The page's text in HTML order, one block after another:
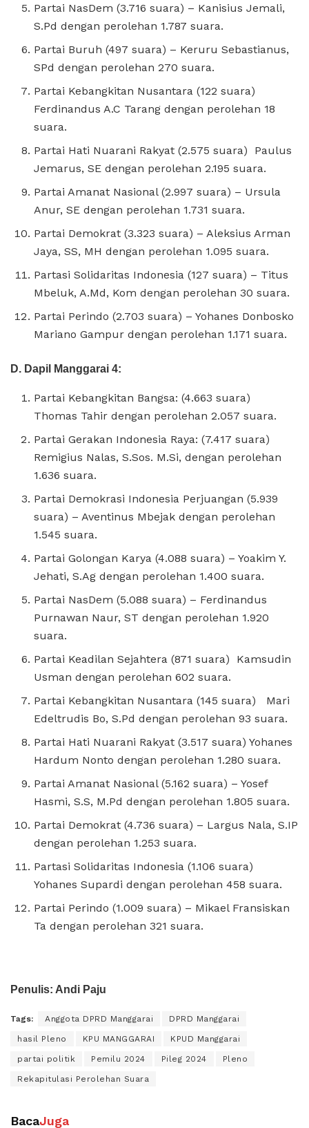
Partai NasDem (3.716 suara) – Kanisius Jemali,
S.Pd dengan perolehan 1.787 suara.
Partai Buruh (497 suara) – Keruru Sebastianus,
SPd dengan perolehan 270 suara.
Partai Kebangkitan Nusantara (122 suara)
Ferdinandus A.C Tarang dengan perolehan 18
suara.
Partai Hati Nuarani Rakyat (2.575 suara) Paulus
Jemarus, SE dengan perolehan 2.195 suara.
Partai Amanat Nasional (2.997 suara) – Ursula
Anur, SE dengan perolehan 1.731 suara.
Partai Demokrat (3.323 suara) – Aleksius Arman
Jaya, SS, MH dengan perolehan 1.095 suara.
Partasi Solidaritas Indonesia (127 suara) – Titus
Mbeluk, A.Md, Kom dengan perolehan 30 suara.
Partai Perindo (2.703 suara) – Yohanes Donbosko
Mariano Gampur dengan perolehan 1.171 suara.
D. Dapil Manggarai 4:
Partai Kebangkitan Bangsa: (4.663 suara)
Thomas Tahir dengan perolehan 2.057 suara.
Partai Gerakan Indonesia Raya: (7.417 suara)
Remigius Nalas, S.Sos. M.Si, dengan perolehan
1.636 suara.
Partai Demokrasi Indonesia Perjuangan (5.939
suara) – Aventinus Mbejak dengan perolehan
1.545 suara.
Partai Golongan Karya (4.088 suara) – Yoakim Y.
Jehati, S.Ag dengan perolehan 1.400 suara.
Partai NasDem (5.088 suara) – Ferdinandus
Purnawan Naur, ST dengan perolehan 1.920
suara.
Partai Keadilan Sejahtera (871 suara) Kamsudin
Usman dengan perolehan 602 suara.
Partai Kebangkitan Nusantara (145 suara) Mari
Edeltrudis Bo, S.Pd dengan perolehan 93 suara.
Partai Hati Nuarani Rakyat (3.517 suara) Yohanes
Hardum Nonto dengan perolehan 1.280 suara.
Partai Amanat Nasional (5.162 suara) – Yosef
Hasmi, S.S, M.Pd dengan perolehan 1.805 suara.
Partai Demokrat (4.736 suara) – Largus Nala, S.IP
dengan perolehan 1.253 suara.
Partasi Solidaritas Indonesia (1.106 suara)
Yohanes Supardi dengan perolehan 458 suara.
Partai Perindo (1.009 suara) – Mikael Fransiskan
Ta dengan perolehan 321 suara.
Penulis: Andi Paju
Tags: Anggota DPRD Manggarai DPRD Manggarai
hasil Pleno KPU MANGGARAI KPUD Manggarai
partai politik Pemilu 2024 Pileg 2024 Pleno
Rekapitulasi Perolehan Suara
BacaJuga